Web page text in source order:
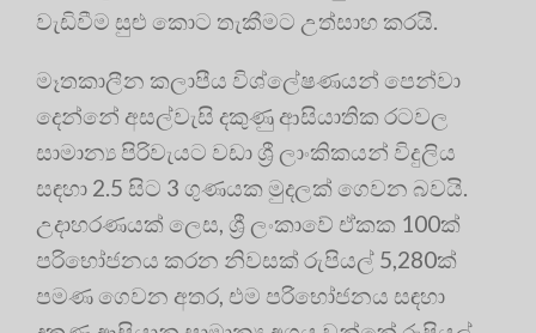
වැඩිවීම සුළු කොට තැකීමට උත්සාහ කරයි.
මෑතකාලීන කලාපීය විශ්ලේෂණයන් පෙන්වා
දෙන්නේ අසල්වැසි දකුණු ආසියාතික රටවල
සාමාන්‍ය පිරිවැයට වඩා ශ්‍රී ලාංකිකයන් විදුලිය
සඳහා 2.5 සිට 3 ගුණයක මුදලක් ගෙවන බවයි.
උදාහරණයක් ලෙස, ශ්‍රී ලංකාවේ ඒකක 100ක්
පරිභෝජනය කරන නිවසක් රුපියල් 5,280ක්
පමණ ගෙවන අතර, එම පරිභෝජනය සඳහා